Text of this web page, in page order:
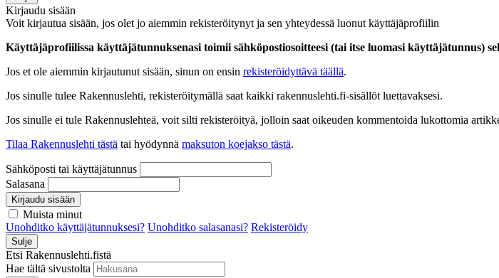
Kirjaudu sisään
Voit kirjautua sisään, jos olet jo aiemmin rekisteröitynyt ja sen yhteydessä luonut käyttäjäprofiilin
Käyttäjäprofiilissa käyttäjätunnuksenasi toimii sähköpostiosoitteesi (tai itse luomasi käyttäjätunnus)
Jos et ole aiemmin kirjautunut sisään, sinun on ensin rekisteröidyttävä täällä.
Jos sinulle tulee Rakennuslehti, rekisteröitymällä saat kaikki rakennuslehti.fi-sisällöt luettavaksesi.
Jos sinulle ei tule Rakennuslehteä, voit silti rekisteröityä, jolloin saat oikeuden kommentoida lukottomia
Tilaa Rakennuslehti tästä tai hyödynnä maksuton koejakso tästä.
Sähköposti tai käyttäjätunnus
Salasana
Kirjaudu sisään
Muista minut
Unohditko käyttäjätunnuksesi? Unohditko salasanasi? Rekisteröidy
Sulje
Etsi Rakennuslehti.fistä
Hae tältä sivustolta